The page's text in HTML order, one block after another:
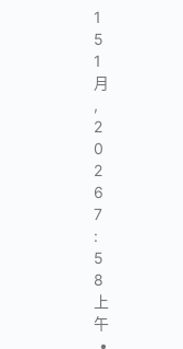
1
5
1
月
,
2
0
2
6
7
:
5
8
上
午
•